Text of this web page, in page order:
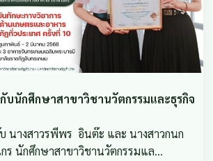
บนักศึกษาสาขาวิชานวัตกรรมและธุรกิจ
นางสาวรพีพร อินต๊ะ และ นางสาวกนก
ร นักศึกษาสาขาวิชานวัตกรรมแล…